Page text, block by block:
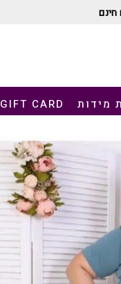
חינם
מידות GIFT CARD